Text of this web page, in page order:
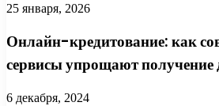
25 января, 2026
Онлайн-кредитование: как
сервисы упрощают получение
6 декабря, 2024